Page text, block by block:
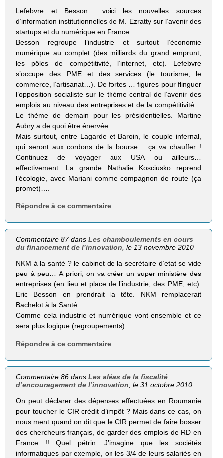
Lefebvre et Besson… voici les nouvelles sources
d’information institutionnelles de M. Ezratty sur l’avenir des
startups et du numérique en France…
Besson regroupe l’industrie et surtout l’économie
numérique au complet (des milliards du grand emprunt,
les pôles de compétitivité, l’internet, etc). Lefebvre
s’occupe des PME et des services (le tourisme, le
commerce, l’artisanat…). De fortes … figures pour flinguer
l’opposition socialiste sur le thème central de l’avenir des
emplois au niveau des entreprises et de la compétitivité…
Le thème de demain pour les présidentielles. Martine
Aubry a de quoi être énervée.
Mais surtout, entre Lagarde et Baroin, le couple infernal,
qui seront aux cordons de la bourse… ça va chauffer !
Continuez de voyager aux USA ou ailleurs…
effectivement. La grande Nathalie Kosciusko reprend
l’écologie, avec Mariani comme compagnon de route (ça
promet)….
Répondre à ce commentaire
Commentaire 87 dansLes chamboulements en cours
du financement de l’innovation, le 13 novembre 2010
NKM à la santé ? le cabinet de la secrétaire d’etat se vide
peu à peu… A priori, on va créer un super ministère des
entreprises (en lieu et place de l’industrie, des PME, etc).
Eric Besson en prendrait la tête. NKM remplacerait
Bachelot à la Santé.
Comme cela industrie et numérique vont ensemble et ce
sera plus logique (regroupements).
Répondre à ce commentaire
Commentaire 86 dansLes aléas de la fiscalité
d’encouragement de l’innovation , le 31 octobre 2010
On peut déclarer des dépenses effectuées en Roumanie
pour toucher le CIR crédit d’impôt ? Mais dans ce cas, on
nous ment quand on dit que le CIR permet de faire bosser
des chercheurs français, de garder des emplois de RD en
France !! Quel pétrin. J’imagine que les sociétés
informatiques par exemple, on les 3/4 de leurs salariés en